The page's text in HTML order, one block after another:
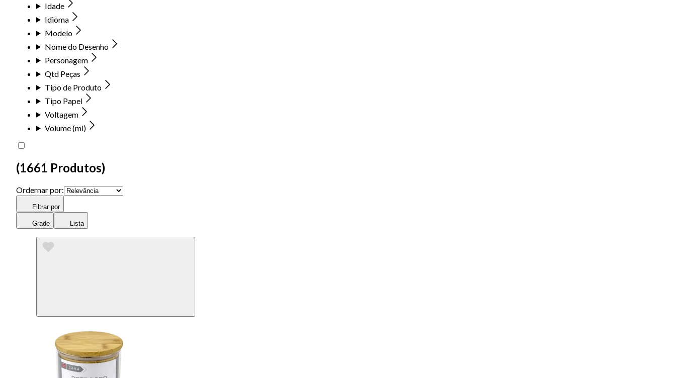
Idade
Idioma
Modelo
Nome do Desenho
Personagem
Qtd Peças
Tipo de Produto
Tipo Papel
Voltagem
Volume (ml)
(1661 Produtos)
Ordernar por:
Filtrar por
Grade Lista